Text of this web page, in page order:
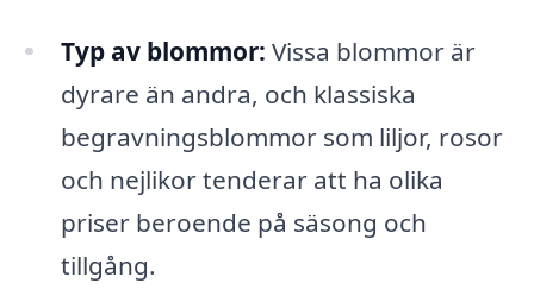
Typ av blommor: Vissa blommor är
dyrare än andra, och klassiska
begravningsblommor som liljor, rosor
och nejlikor tenderar att ha olika
priser beroende på säsong och
tillgång.